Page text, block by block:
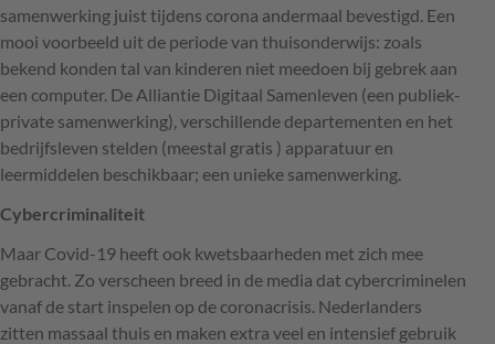
samenwerking juist tijdens corona andermaal bevestigd. Een
mooi voorbeeld uit de periode van thuisonderwijs: zoals
bekend konden tal van kinderen niet meedoen bij gebrek aan
een computer. De Alliantie Digitaal Samenleven (een publiek-
private samenwerking), verschillende departementen en het
bedrijfsleven stelden (meestal gratis ) apparatuur en
leermiddelen beschikbaar; een unieke samenwerking.
Cybercriminaliteit
Maar Covid-19 heeft ook kwetsbaarheden met zich mee
gebracht. Zo verscheen breed in de media dat cybercriminelen
vanaf de start inspelen op de coronacrisis. Nederlanders
zitten massaal thuis en maken extra veel en intensief gebruik